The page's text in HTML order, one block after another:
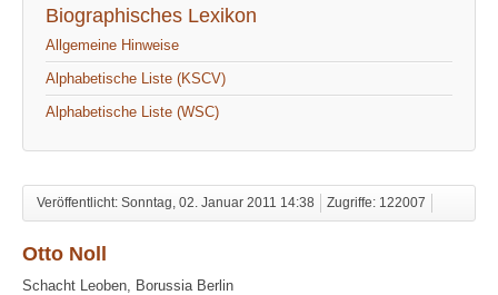
Biographisches Lexikon
Allgemeine Hinweise
Alphabetische Liste (KSCV)
Alphabetische Liste (WSC)
Veröffentlicht: Sonntag, 02. Januar 2011 14:38 Zugriffe: 122007
Otto Noll
Schacht Leoben, Borussia Berlin